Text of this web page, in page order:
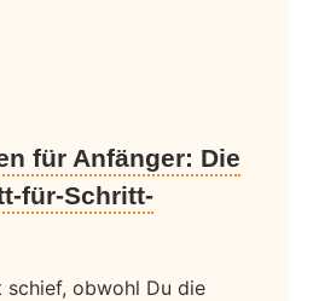
für Anfänger: Die
für-Schritt-
schief, obwohl Du die